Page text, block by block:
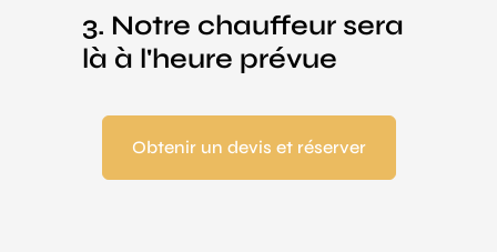
3. Notre chauffeur sera
là à l'heure prévue
Obtenir un devis et réserver